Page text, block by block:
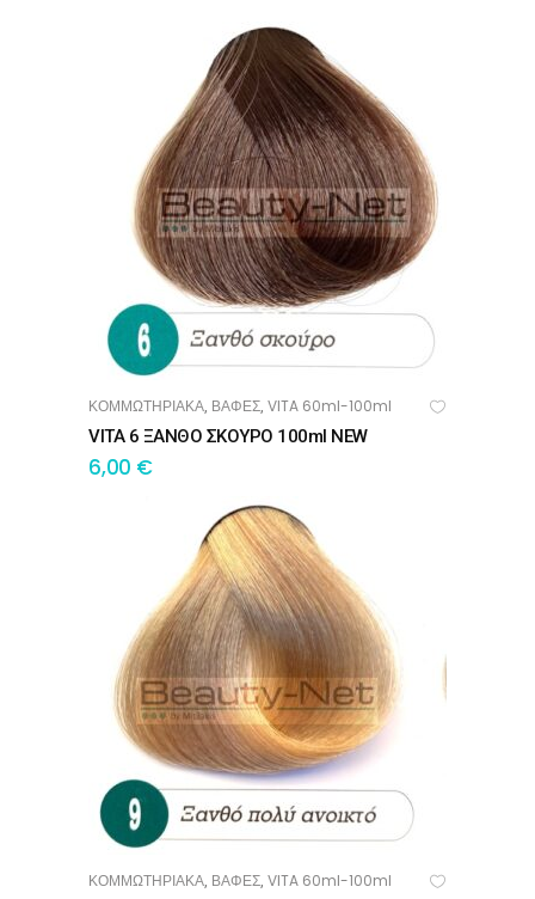
ΠΡΟΣΘΉΚΗ ΣΤΟ ΚΑΛΆΘΙ
ΚΟΜΜΩΤΗΡΙΑΚΑ, ΒΑΦΕΣ, VITA 60ml-100ml
VITA 6 ΞΑΝΘΟ ΣΚΟΥΡΟ 100ml NEW
6,00 €
ΠΡΟΣΘΉΚΗ ΣΤΟ ΚΑΛΆΘΙ
ΚΟΜΜΩΤΗΡΙΑΚΑ, ΒΑΦΕΣ, VITA 60ml-100ml